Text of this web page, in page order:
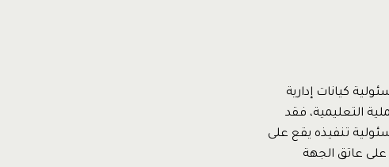
كيانات إدارية
التعليمية، فقد
تنفيذه يقع على
على عاتق الجهة